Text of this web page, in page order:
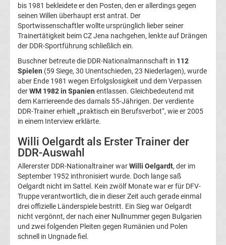
UEFA-
Präsidenten
Alle
Welttorhüter
des
Jahres
Asienmeisterschaft
Sieger
Liste
bis 1981 bekleidete er den Posten, den er allerdings gegen
seinen Willen überhaupt erst antrat. Der
Sportwissenschaftler wollte ursprünglich lieber seiner
Trainertätigkeit beim CZ Jena nachgehen, lenkte auf Drängen
der DDR-Sportführung schließlich ein.
Buschner betreute die DDR-Nationalmannschaft in 112
Spielen (59 Siege, 30 Unentschieden, 23 Niederlagen), wurde
aber Ende 1981 wegen Erfolgslosigkeit und dem Verpassen
derWM 1982 in Spanien entlassen. Gleichbedeutend mit
dem Karriereende des damals 55-Jährigen. Der verdiente
DDR-Trainer erhielt „praktisch ein Berufsverbot“, wie er 2005
in einem Interview erklärte.
Willi Oelgardt als Erster Trainer der
DDR-Auswahl
Allererster DDR-Nationaltrainer warWilli Oelgardt, der im
September 1952 inthronisiert wurde. Doch lange saß
Oelgardt nicht im Sattel. Kein zwölf Monate war er für DFV-
Truppe verantwortlich, die in dieser Zeit auch gerade einmal
drei offizielle Länderspiele bestritt. Ein Sieg war Oelgardt
nicht vergönnt, der nach einer Nullnummer gegen Bulgarien
und zwei folgenden Pleiten gegen Rumänien und Polen
schnell in Ungnade fiel.